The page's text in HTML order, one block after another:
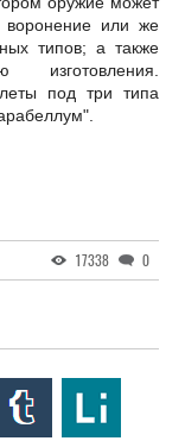
воронение или же
типов; а также
изготовления.
под три типа
17338 0